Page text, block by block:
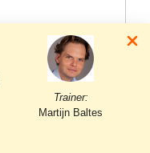
Trainer:
Martijn Baltes